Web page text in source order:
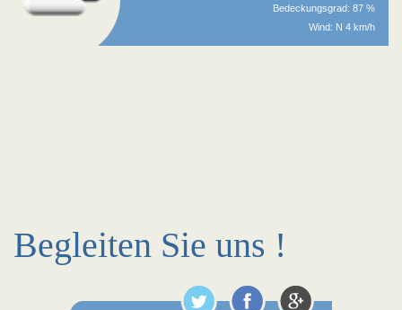
Bedeckungsgrad: 87 %
Wind: N 4 km/h
Begleiten Sie uns !